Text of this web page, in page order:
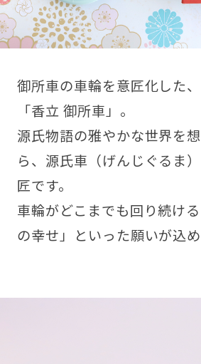
御所車の車輪を意匠化した
「香立 御所車」。
源氏物語の雅やかな世界を
ら、源氏車（げんじぐるま
匠です。
車輪がどこまでも回り続け
の幸せ」といった願いが込め